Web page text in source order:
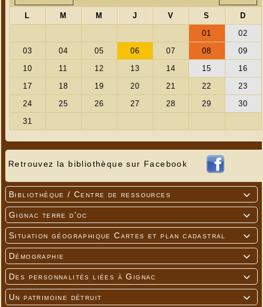
Retrouvez la bibliothèque sur Facebook

Bibliothèque / Centre de ressources

Gignac terre d'oc

Situation géographique Cartes et plan cadastral

Démographie

Des personnalités liées à Gignac

Un patrimoine détruit